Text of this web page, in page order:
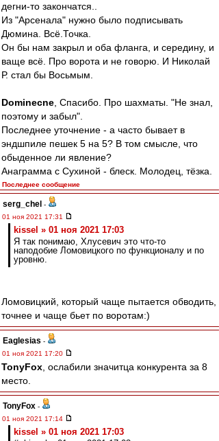
дегни-то закончатся..
Из "Арсенала" нужно было подписывать
Дюмина. Всё.Точка.
Он бы нам закрыл и оба фланга, и середину, и
ваще всё. Про ворота и не говорю. И Николай
Р. стал бы Восьмым.
Dominecne , Спасибо. Про шахматы. "Не знал,
поэтому и забыл".
Последнее уточнение - а часто бывает в
эндшпиле пешек 5 на 5? В том смысле, что
обыденное ли явление?
Анаграмма с Сухиной - блеск. Молодец, тёзка.
Последнее сообщение
serg_chel -
01 ноя 2021 17:31
kissel » 01 ноя 2021 17:03
Я так понимаю, Хлусевич это что-то
наподобие Ломовицкого по функционалу и по
уровню.
Ломовицкий, который чаще пытается обводить,
точнее и чаще бьет по воротам:)
Eaglesias -
01 ноя 2021 17:20
TonyFox , ослабили значитца конкурента за 8
место.
TonyFox -
01 ноя 2021 17:14
kissel » 01 ноя 2021 17:03